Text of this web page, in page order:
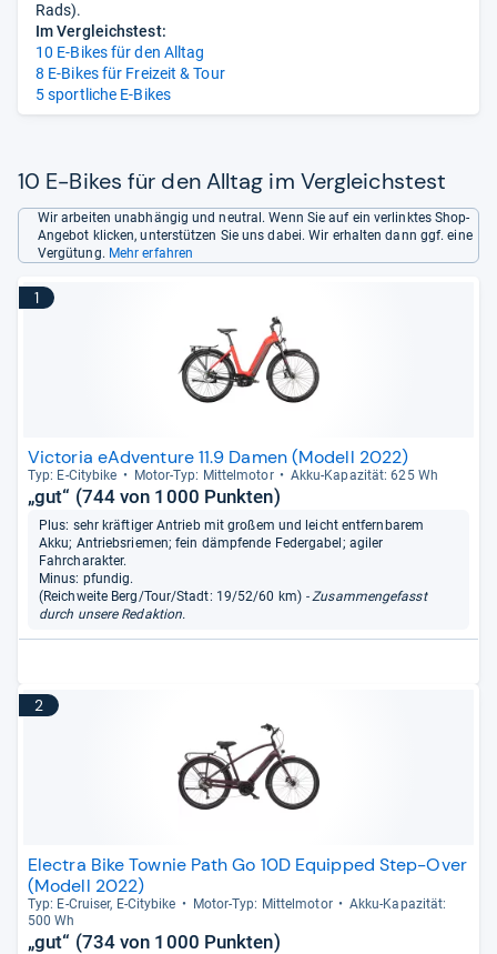
Rads).
Im Vergleichstest:
10 E-Bikes für den Alltag
8 E-Bikes für Freizeit & Tour
5 sportliche E-Bikes
10 E-Bikes für den Alltag im Vergleichstest
Wir arbeiten unabhängig und neutral. Wenn Sie auf ein verlinktes Shop-
Angebot klicken, unterstützen Sie uns dabei. Wir erhalten dann ggf. eine
Vergütung. Mehr erfahren
1
Victoria eAdventure 11.9 Damen (Modell 2022)
Typ: E-​City­bike Motor-​Typ: Mit­tel­mo­tor Akku-​Kapa­zi­tät: 625 Wh
„gut“ (744 von 1000 Punkten)
Plus: sehr kräftiger Antrieb mit großem und leicht entfernbarem
Akku; Antriebsriemen; fein dämpfende Federgabel; agiler
Fahrcharakter.
Minus: pfundig.
(Reichweite Berg/Tour/Stadt: 19/52/60 km)- Zusammengefasst
durch unsere Redaktion.
2
Electra Bike Townie Path Go 10D Equipped Step-Over
(Modell 2022)
Typ: E-​Crui­ser, E-​City­bike Motor-​Typ: Mit­tel­mo­tor
Akku-​Kapa­zi­tät:
500 Wh
„gut“ (734 von 1000 Punkten)